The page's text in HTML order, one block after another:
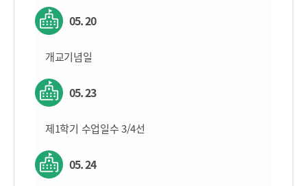
05. 20
개교기념일
05. 23
제1학기 수업일수 3/4선
05. 24